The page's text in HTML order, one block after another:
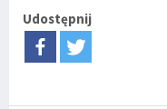
Udostępnij